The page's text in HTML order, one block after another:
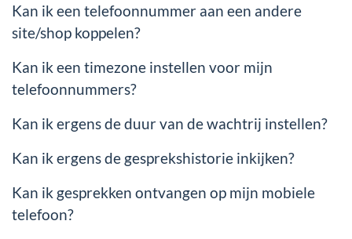
Kan ik een telefoonnummer aan een andere
site/shop koppelen?
Kan ik een timezone instellen voor mijn
telefoonnummers?
Kan ik ergens de duur van de wachtrij instellen?
Kan ik ergens de gesprekshistorie inkijken?
Kan ik gesprekken ontvangen op mijn mobiele
telefoon?